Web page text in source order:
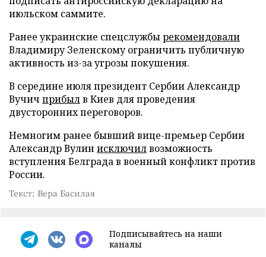
июльском саммите.
Ранее украинские спецслужбырекомендовали
Владимиру Зеленскому ограничить публичную
активность из-за угрозы покушения.
В середине июля президент Сербии Александр
Вучич прибылв Киев для проведения
двусторонних переговоров.
Немногим ранее бывший вице-премьер Сербии
Александр Вулин исключилвозможность
вступления Белграда в военный конфликт против
России.
Текст: Вера Басилая
Подписывайтесь на наши
каналы